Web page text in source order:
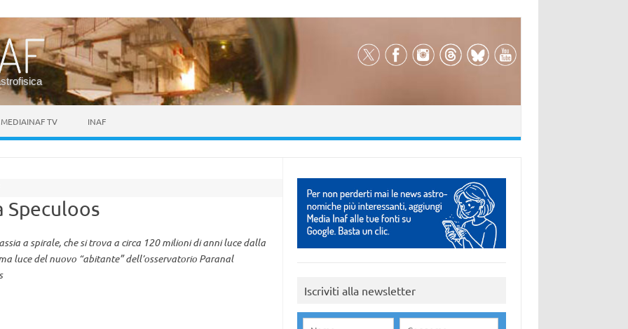
MEDIAINAF TV INAF
Speculoos
a spirale, che si trova a circa 120 milioni di anni luce dalla
luce del nuovo “abitante” dell’osservatorio Paranal
Iscriviti alla newsletter